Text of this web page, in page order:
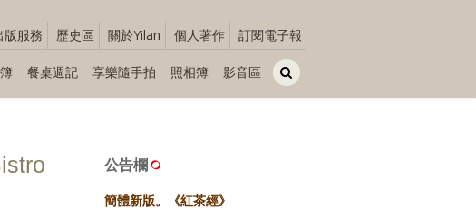
版服務 歷史區 關於Yilan 個人著作 訂閱電子報
餐桌週記 享樂隨手拍 照相簿 影音區
公告欄
簡體新版。《紅茶經》